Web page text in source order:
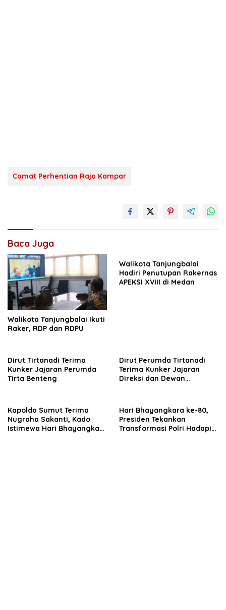
Camat Perhentian Raja Kampar
Baca Juga
Walikota Tanjungbalai Ikuti
Raker, RDP dan RDPU
Walikota Tanjungbalai
Hadiri Penutupan Rakernas
APEKSI XVIII di Medan
Dirut Tirtanadi Terima
Kunker Jajaran Perumda
Tirta Benteng
Dirut Perumda Tirtanadi
Terima Kunker Jajaran
Direksi dan Dewan
Kapolda Sumut Terima
Nugraha Sakanti, Kado
Istimewa Hari Bhayangkara
Hari Bhayangkara ke-80,
Presiden Tekankan
Transformasi Polri Hadapi